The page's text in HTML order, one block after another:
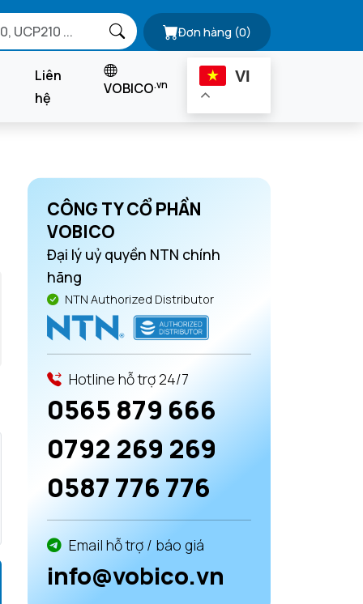
Đơn hàng (0)
Liên
hệ
VOBICO.vn VI
CÔNG TY CỔ PHẦN
VOBICO
Đại lý uỷ quyền NTN chính
hãng
NTN Authorized Distributor
Hotline hỗ trợ 24/7
0565 879 666
0792 269 269
0587 776 776
Email hỗ trợ / báo giá
info@vobico.vn